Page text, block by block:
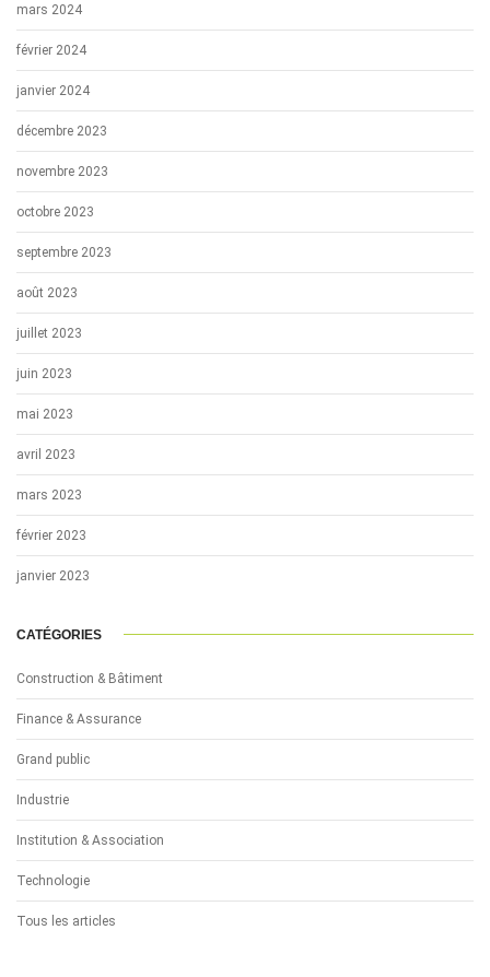
mars 2024
février 2024
janvier 2024
décembre 2023
novembre 2023
octobre 2023
septembre 2023
août 2023
juillet 2023
juin 2023
mai 2023
avril 2023
mars 2023
février 2023
janvier 2023
CATÉGORIES
Construction & Bâtiment
Finance & Assurance
Grand public
Industrie
Institution & Association
Technologie
Tous les articles